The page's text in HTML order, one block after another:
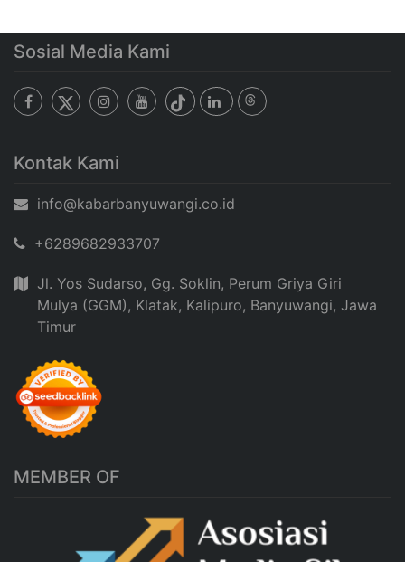
Sosial Media Kami
Kontak Kami
info@kabarbanyuwangi.co.id
+6289682933707
Jl. Yos Sudarso, Gg. Soklin, Perum Griya Giri
Mulya (GGM), Klatak, Kalipuro, Banyuwangi, Jawa
Timur
MEMBER OF